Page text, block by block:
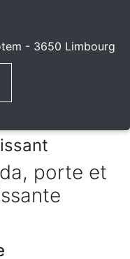
- 3650 Limbourg
porte et